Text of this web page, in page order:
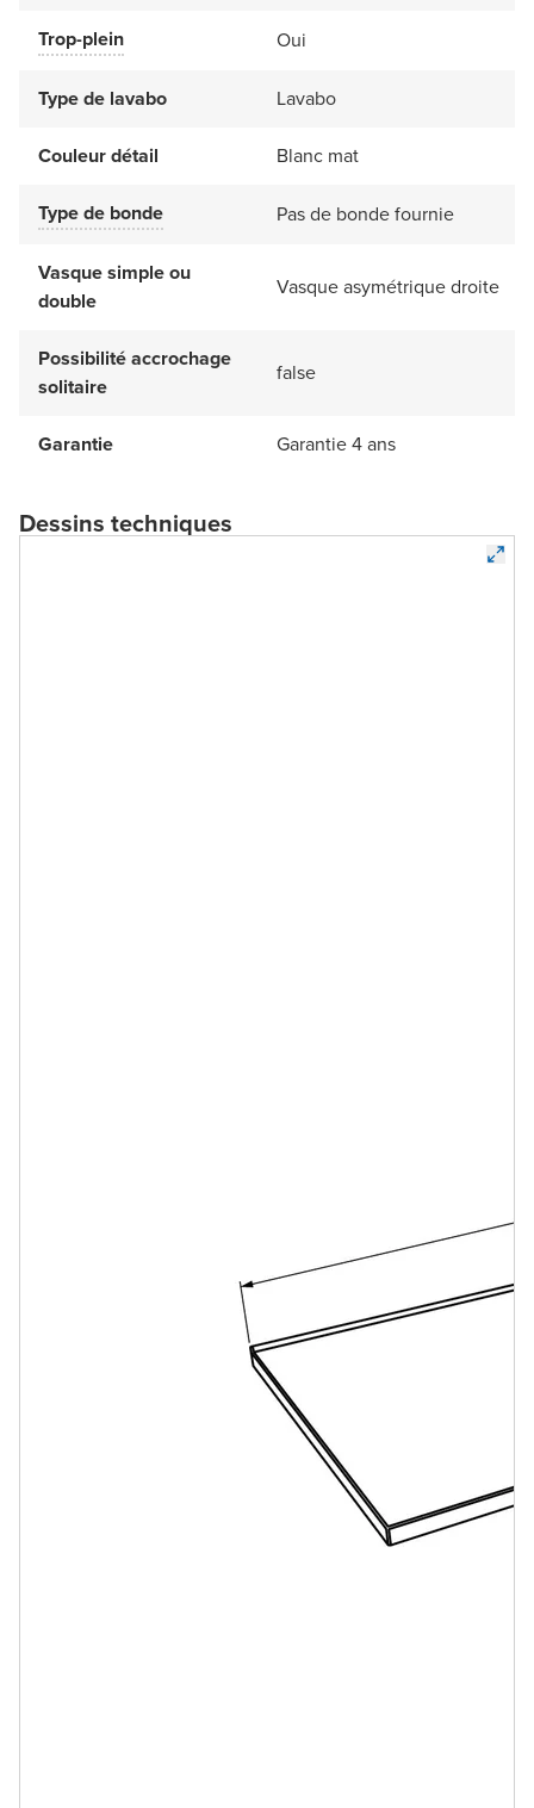
Trop-plein Oui
Type de lavabo Lavabo
Couleur détail Blanc mat
Type de bonde Pas de bonde fournie
Vasque simple ou
double
Vasque asymétrique droite
Possibilité accrochage
solitaire
false
Garantie Garantie 4 ans
Dessins techniques